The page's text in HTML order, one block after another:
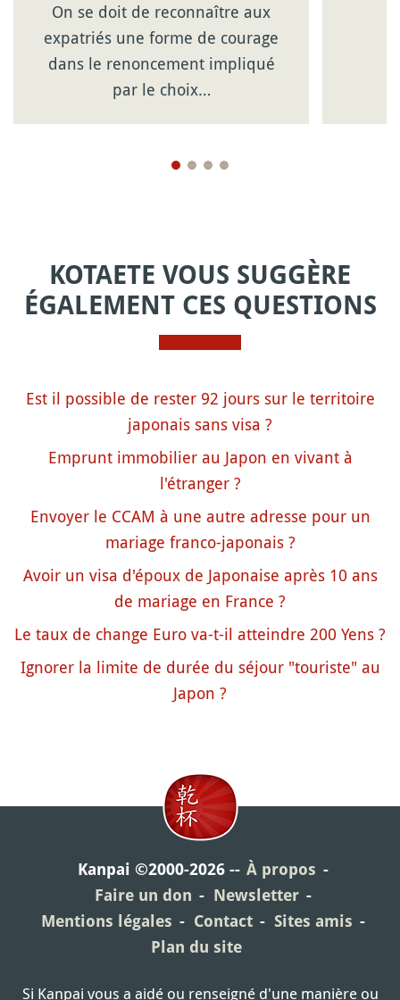
On se doit de reconnaître aux
expatriés une forme de courage
dans le renoncement impliqué
par le choix…
KOTAETE VOUS SUGGÈRE
ÉGALEMENT CES QUESTIONS
Est il possible de rester 92 jours sur le territoire
japonais sans visa ?
Emprunt immobilier au Japon en vivant à
l'étranger ?
Envoyer le CCAM à une autre adresse pour un
mariage franco-japonais ?
Avoir un visa d'époux de Japonaise après 10 ans
de mariage en France ?
Le taux de change Euro va-t-il atteindre 200 Yens ?
Ignorer la limite de durée du séjour "touriste" au
Japon ?
Kanpai ©2000-2026
À propos
Faire un don
Newsletter
Mentions légales
Contact
Sites amis
Plan du site
Si Kanpai vous a aidé ou renseigné d'une manière ou